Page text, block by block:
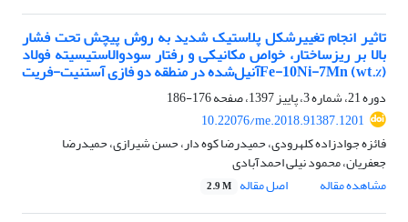
تاثیر انجام تغییرشکل پلاستیک شدید به روش پیچش تحت فشار
بالا بر ریزساختار، خواص مکانیکی و رفتار سودوالاستیسیته فولاد
Fe-10Ni-7Mn (wt.%)آنیل‌شده در منطقه دو فازی آستنیت-فریت
دوره 21، شماره 3، پاییز 1397، صفحه
176-186
10.22076/me.2018.91387.1201
فائزه جوادزاده کلهرودی، حمیدرضا کوه دار، حسن شیرازی، حمیدرضا
جعفریان، محمود نیلی احمدآبادی
مشاهده مقاله
اصل مقاله 2.9 M